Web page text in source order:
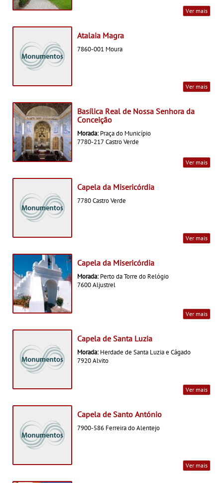
Ver mais
Atalaia Magra
7860-001 Moura
Ver mais
Basílica Real de Nossa Senhora da
Conceição
Morada: Praça do Município
7780-217 Castro Verde
Ver mais
Capela da Misericórdia
7780 Castro Verde
Ver mais
Capela da Misericórdia
Morada: Perto da Torre do Relógio
7600 Aljustrel
Ver mais
Capela de Santa Luzia
Morada: Herdade de Santa Luzia e Cágado
7920 Alvito
Ver mais
Capela de Santo António
7900-586 Ferreira do Alentejo
Ver mais